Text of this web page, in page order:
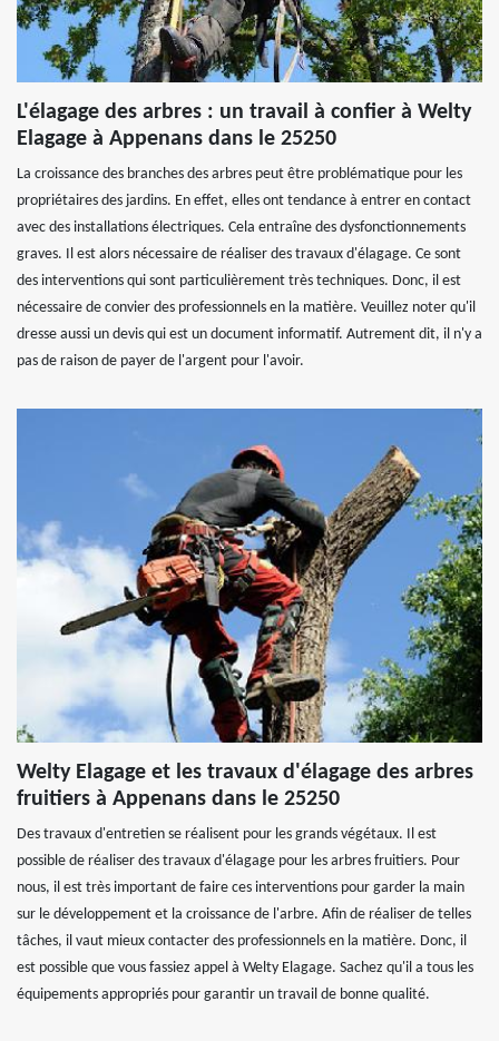
L'élagage des arbres : un travail à confier à Welty
Elagage à Appenans dans le 25250
La croissance des branches des arbres peut être problématique pour les
propriétaires des jardins. En effet, elles ont tendance à entrer en contact
avec des installations électriques. Cela entraîne des dysfonctionnements
graves. Il est alors nécessaire de réaliser des travaux d'élagage. Ce sont
des interventions qui sont particulièrement très techniques. Donc, il est
nécessaire de convier des professionnels en la matière. Veuillez noter qu'il
dresse aussi un devis qui est un document informatif. Autrement dit, il n'y a
pas de raison de payer de l'argent pour l'avoir.
Welty Elagage et les travaux d'élagage des arbres
fruitiers à Appenans dans le 25250
Des travaux d'entretien se réalisent pour les grands végétaux. Il est
possible de réaliser des travaux d'élagage pour les arbres fruitiers. Pour
nous, il est très important de faire ces interventions pour garder la main
sur le développement et la croissance de l'arbre. Afin de réaliser de telles
tâches, il vaut mieux contacter des professionnels en la matière. Donc, il
est possible que vous fassiez appel à Welty Elagage. Sachez qu'il a tous les
équipements appropriés pour garantir un travail de bonne qualité.